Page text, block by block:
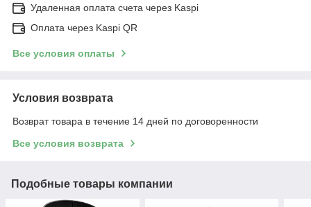
Удаленная оплата счета через Kaspi
Оплата через Kaspi QR
Все условия оплаты
Условия возврата
Возврат товара в течение 14 дней по договоренности
Все условия возврата
Подобные товары компании